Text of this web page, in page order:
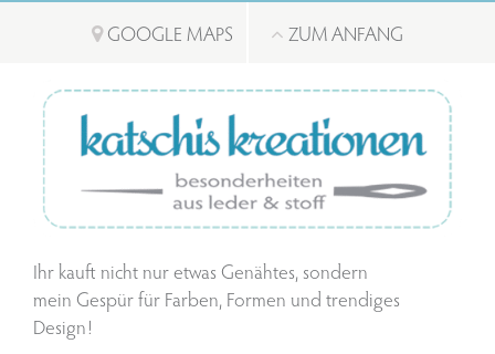
GOOGLE MAPS
ZUM ANFANG
Ihr kauft nicht nur etwas Genähtes, sondern
mein Gespür für Farben, Formen und trendiges
Design!